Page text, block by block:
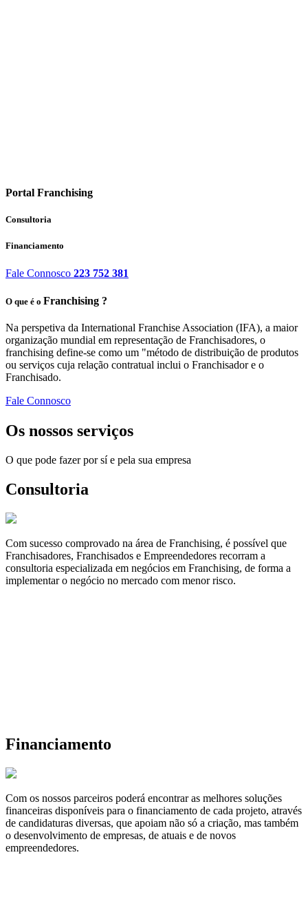
Portal Franchising
Consultoria
Financiamento
Fale Connosco 223 752 381
O que é o Franchising ?
Na perspetiva da International Franchise Association (IFA), a maior
organização mundial em representação de Franchisadores, o
franchising define-se como um "método de distribuição de produtos
ou serviços cuja relação contratual inclui o Franchisador e o
Franchisado.
Fale Connosco
Os nossos serviços
O que pode fazer por sí e pela sua empresa
Consultoria
Com sucesso comprovado na área de Franchising, é possível que
Franchisadores, Franchisados e Empreendedores recorram a
consultoria especializada em negócios em Franchising, de forma a
implementar o negócio no mercado com menor risco.
Financiamento
Com os nossos parceiros poderá encontrar as melhores soluções
financeiras disponíveis para o financiamento de cada projeto, através
de candidaturas diversas, que apoiam não só a criação, mas também
o desenvolvimento de empresas, de atuais e de novos
empreendedores.